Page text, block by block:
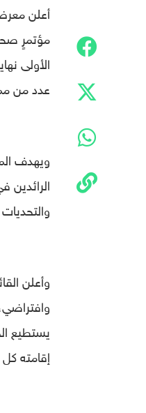
أعلن
مؤتمرٍ
الأولى
عدد من
ويهدف
الرائدين
وأعلن
يستطيع
إقامته